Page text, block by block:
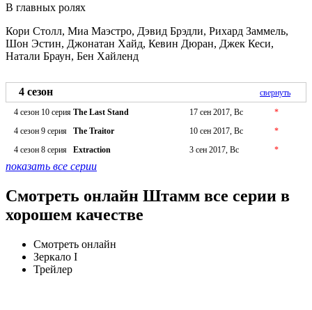
В главных ролях
Кори Столл, Миа Маэстро, Дэвид Брэдли, Рихард Заммель,
Шон Эстин, Джонатан Хайд, Кевин Дюран, Джек Кеси,
Натали Браун, Бен Хайленд
4 сезон
свернуть
4 сезон 10 серия The Last Stand 17 сен 2017, Вс
*
4 сезон 9 серия
The Traitor 10 сен 2017, Вс
*
4 сезон 8 серия
Extraction 3 сен 2017, Вс *
показать все серии
Смотреть онлайн Штамм все серии в
хорошем качестве
Смотреть онлайн
Зеркало I
Трейлер